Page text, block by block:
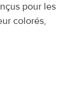
pour les
colorés,